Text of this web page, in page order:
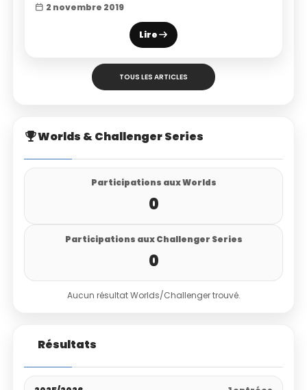
2 novembre 2019
Lire
TOUS LES ARTICLES
Worlds & Challenger Series
Participations aux Worlds
0
Participations aux Challenger Series
0
Aucun résultat Worlds/Challenger trouvé.
Résultats